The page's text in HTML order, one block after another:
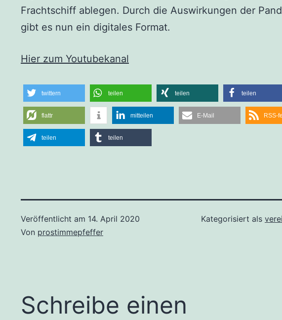
Frachtschiff ablegen. Durch die Auswirkungen der
gibt es nun ein digitales Format.
Hier zum Youtubekanal
twittern teilen teilen teilen
flattr mitteilen E-Mail RSS-
teilen teilen
Veröffentlicht am 14. April 2020
Von prostimmepfeffer
Kategorisiert als
Schreibe einen